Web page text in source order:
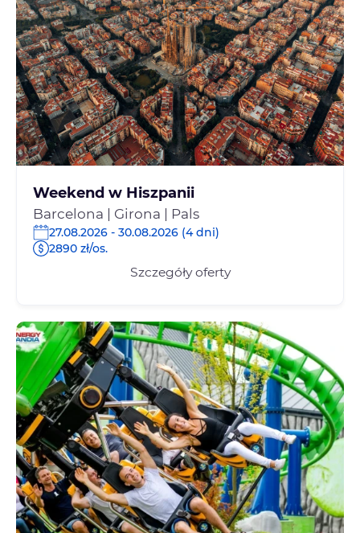
Weekend w Hiszpanii
Barcelona | Girona | Pals
27.08.2026 - 30.08.2026 (4 dni)
2890 zł/os.
Szczegóły oferty